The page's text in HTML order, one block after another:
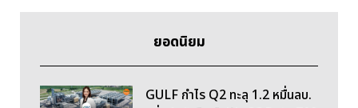
ยอดนิยม
GULF กำไร Q2 ทะลุ 1.2 หมื่นลบ.